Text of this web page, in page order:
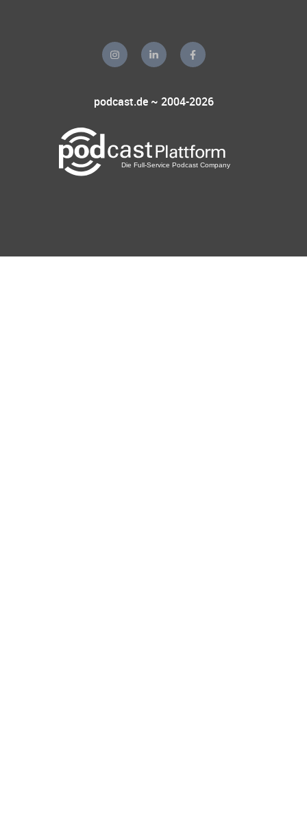
podcast.de ~ 2004-2026